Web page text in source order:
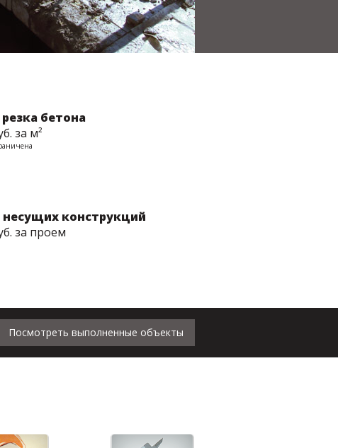
бетона
за м²
несущих конструкций
за проем
Посмотреть выполненные объекты